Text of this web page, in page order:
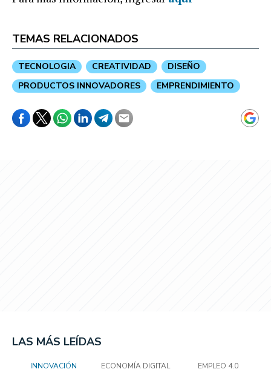
TEMAS RELACIONADOS
TECNOLOGIA CREATIVIDAD
DISEÑO
PRODUCTOS INNOVADORES
EMPRENDIMIENTO
LAS MÁS LEÍDAS
INNOVACIÓN ECONOMÍA DIGITAL EMPLEO 4.0